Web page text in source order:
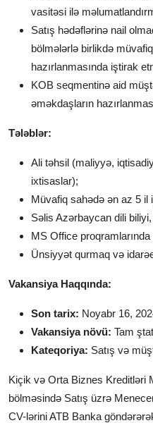
vasitəsi ilə
Satış hədəflərinə nail
bölmələrlə birlikdə müvafiq
hazırlanmasında iştirak
KOB seqmentinə aid
əməkdaşların
Tələblər:
Ali təhsil (maliyyə,
ixtisaslar);
Müvafiq sahədə ən az 5 il
Səlis Azərbaycan dili
MS Office proqramlarında
Ünsiyyət qurmaq və
Vakansiya Haqqında:
Son tarix: Noyabr 16,
Vakansiya növü: Tam ştat
Kateqoriya: Satış və
Kiçik və Orta Biznes Kreditləri
bölməsində Satış üzrə
CV-lərini ATB Banka